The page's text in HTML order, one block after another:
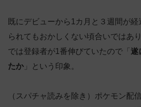
既にデビューから1カ月と３週間が経
られてもおかしくない頃合いではあ
では登録者が1番伸びていたので「 遂
たか 」という印象。
（スパチャ読みを除き）ポケモン配